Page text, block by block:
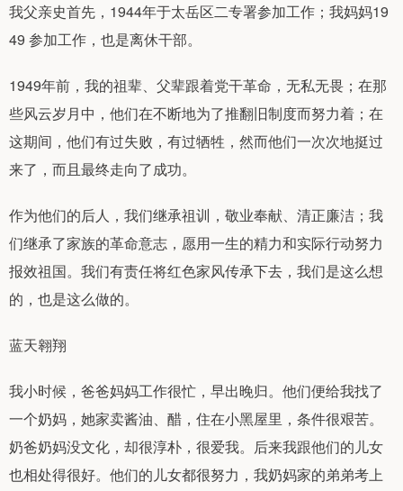
我父亲史首先，1944年于太岳区二专署参加工作；我妈妈19
49 参加工作，也是离休干部。
1949年前，我的祖辈、父辈跟着党干革命，无私无畏；在那
些风云岁月中，他们在不断地为了推翻旧制度而努力着；在
这期间，他们有过失败，有过牺牲，然而他们一次次地挺过
来了，而且最终走向了成功。
作为他们的后人，我们继承祖训，敬业奉献、清正廉洁；我
们继承了家族的革命意志，愿用一生的精力和实际行动努力
报效祖国。我们有责任将红色家风传承下去，我们是这么想
的，也是这么做的。
蓝天翱翔
我小时候，爸爸妈妈工作很忙，早出晚归。他们便给我找了
一个奶妈，她家卖酱油、醋，住在小黑屋里，条件很艰苦。
奶爸奶妈没文化，却很淳朴，很爱我。后来我跟他们的儿女
也相处得很好。他们的儿女都很努力，我奶妈家的弟弟考上